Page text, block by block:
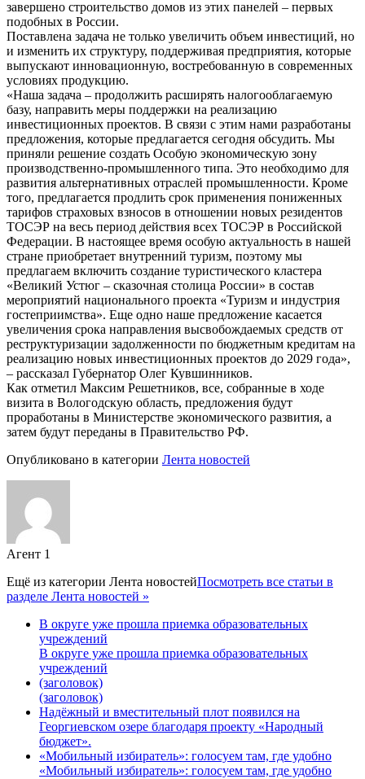
завершено строительство домов из этих панелей – первых
подобных в России.
Поставлена задача не только увеличить объем инвестиций, но
и изменить их структуру, поддерживая предприятия, которые
выпускают инновационную, востребованную в современных
условиях продукцию.
«Наша задача – продолжить расширять налогооблагаемую
базу, направить меры поддержки на реализацию
инвестиционных проектов. В связи с этим нами разработаны
предложения, которые предлагается сегодня обсудить. Мы
приняли решение создать Особую экономическую зону
производственно-промышленного типа. Это необходимо для
развития альтернативных отраслей промышленности. Кроме
того, предлагается продлить срок применения пониженных
тарифов страховых взносов в отношении новых резидентов
ТОСЭР на весь период действия всех ТОСЭР в Российской
Федерации. В настоящее время особую актуальность в нашей
стране приобретает внутренний туризм, поэтому мы
предлагаем включить создание туристического кластера
«Великий Устюг – сказочная столица России» в состав
мероприятий национального проекта «Туризм и индустрия
гостеприимства». Еще одно наше предложение касается
увеличения срока направления высвобождаемых средств от
реструктуризации задолженности по бюджетным кредитам на
реализацию новых инвестиционных проектов до 2029 года»,
– рассказал Губернатор Олег Кувшинников.
Как отметил Максим Решетников, все, собранные в ходе
визита в Вологодскую область, предложения будут
проработаны в Министерстве экономического развития, а
затем будут переданы в Правительство РФ.
Опубликовано в категории Лента новостей
Агент 1
Ещё из категории Лента новостейПосмотреть все статьи в
разделе Лента новостей »
В округе уже прошла приемка образовательных
учреждений
В округе уже прошла приемка образовательных
учреждений
(заголовок)
(заголовок)
Надёжный и вместительный плот появился на
Георгиевском озере благодаря проекту «Народный
бюджет».
«Мобильный избиратель»: голосуем там, где удобно
«Мобильный избиратель»: голосуем там, где удобно